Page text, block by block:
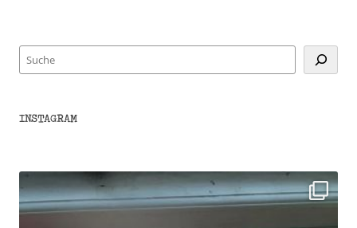
Suchen
INSTAGRAM